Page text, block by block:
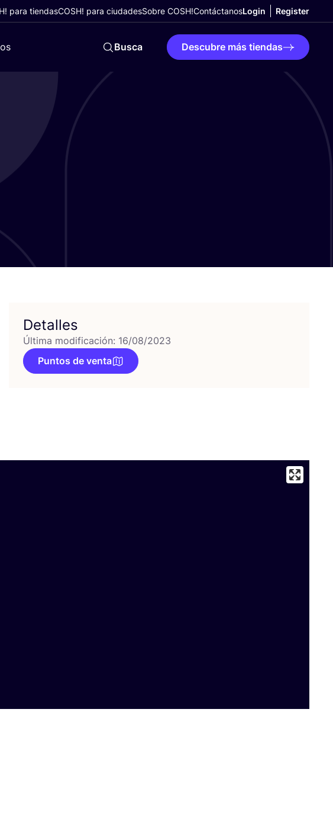
para tiendasCOSH! para ciudadesSobre COSH!ContáctanosLogin Register
Busca Descubre más tiendas
Detalles
Última modificación: 16/08/2023
Puntos de venta